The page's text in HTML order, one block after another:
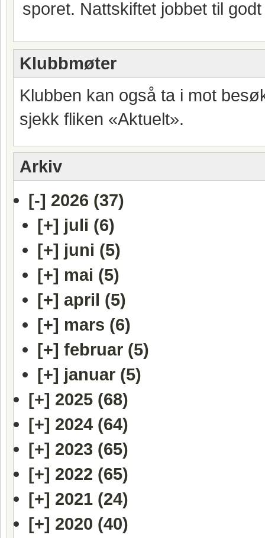
sporet. Nattskiftet jobbet til
Klubbmøter
Klubben kan også ta i mot
sjekk fliken «Aktuelt».
Arkiv
[-] 2026 (37)
[+] juli (6)
[+] juni (5)
[+] mai (5)
[+] april (5)
[+] mars (6)
[+] februar (5)
[+] januar (5)
[+] 2025 (68)
[+] 2024 (64)
[+] 2023 (65)
[+] 2022 (65)
[+] 2021 (24)
[+] 2020 (40)